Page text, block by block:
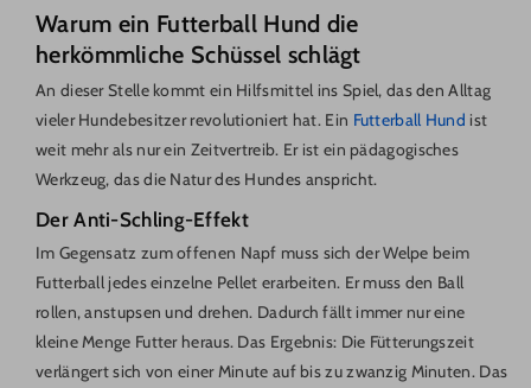
Warum ein Futterball Hund die
herkömmliche Schüssel schlägt
An dieser Stelle kommt ein Hilfsmittel ins Spiel, das den Alltag
vieler Hundebesitzer revolutioniert hat. Ein Futterball Hund ist
weit mehr als nur ein Zeitvertreib. Er ist ein pädagogisches
Werkzeug, das die Natur des Hundes anspricht.
Der Anti-Schling-Effekt
Im Gegensatz zum offenen Napf muss sich der Welpe beim
Futterball jedes einzelne Pellet erarbeiten. Er muss den Ball
rollen, anstupsen und drehen. Dadurch fällt immer nur eine
kleine Menge Futter heraus. Das Ergebnis: Die Fütterungszeit
verlängert sich von einer Minute auf bis zu zwanzig Minuten. Das